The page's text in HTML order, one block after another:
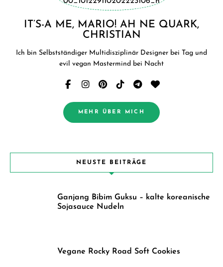
IT’S-A ME, MARIO! AH NE QUARK,
CHRISTIAN
Ich bin Selbstständiger Multidisziplinär Designer bei Tag und
evil vegan Mastermind bei Nacht
MEHR ÜBER MICH
NEUSTE BEITRÄGE
Ganjang Bibim Guksu – kalte koreanische
Sojasauce Nudeln
Vegane Rocky Road Soft Cookies